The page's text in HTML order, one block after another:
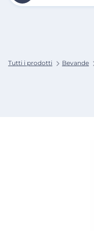
Tutti i prodotti Bevande